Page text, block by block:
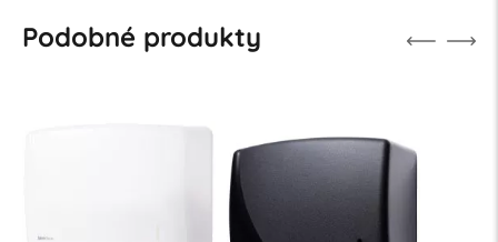
Podobné produkty